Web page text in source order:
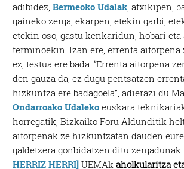
adibidez,Bermeoko Udalak, atxikipen,
gaineko zerga, ekarpen, etekin garbi,
etekin oso, gastu kenkaridun, hobari eta
terminoekin. Izan ere, errenta
ez, testua ere bada. “Errenta aitorpena
den gauza da; ez dugu pentsatzen
hizkuntza ere badagoela”, adierazi du
Ondarroako Udalekoeuskara
horregatik, Bizkaiko Foru Aldunditik
aitorpenak ze hizkuntzatan dauden
galdetzera gonbidatzen ditu zergadunak.
HERRIZ HERRI] UEMAk aholkularitza